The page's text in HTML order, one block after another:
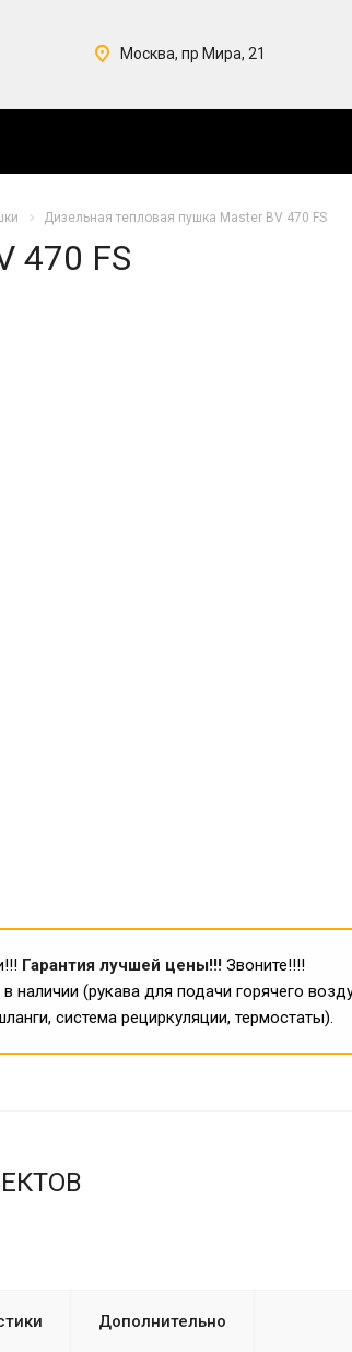
Москва, пр Мира, 21
Дизельная тепловая пушка Master BV 470 FS
470 FS
Гарантия лучшей цены!!! Звоните!!!!
наличии (рукава для подачи горячего
система рециркуляции, термостаты).
Дополнительно